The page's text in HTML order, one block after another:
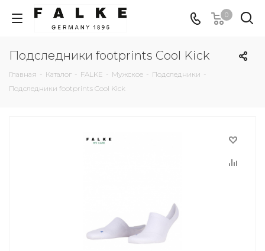
0
Подследники footprints Cool Kick
Главная - Каталог - FALKE - Мужское - Подследники -
Подследники footprints Cool Kick